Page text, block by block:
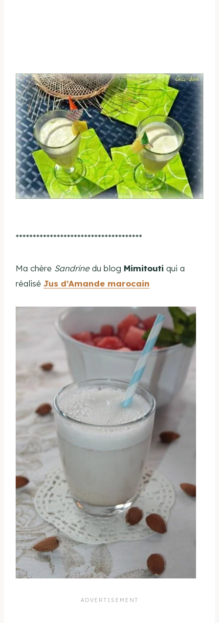
*************************************
Ma chère Sandrinedu blog Mimitouti qui a
réalisé Jus d’Amande marocain